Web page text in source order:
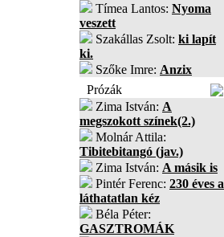
Tímea Lantos: Nyoma
veszett
Szakállas Zsolt: ki lapít
ki.
Szőke Imre: Anzix
Prózák
Zima István: A
megszokott színek(2.)
Molnár Attila:
Tibitebitangó (jav.)
Zima István: A másik is
Pintér Ferenc: 230 éves a
láthatatlan kéz
Béla Péter:
GASZTROMÁK